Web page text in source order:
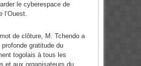
le cyberespace de
l’Ouest.
de clôture, M. Tchendo a
gratitude du
togolais à tous les
et aux organisateurs du